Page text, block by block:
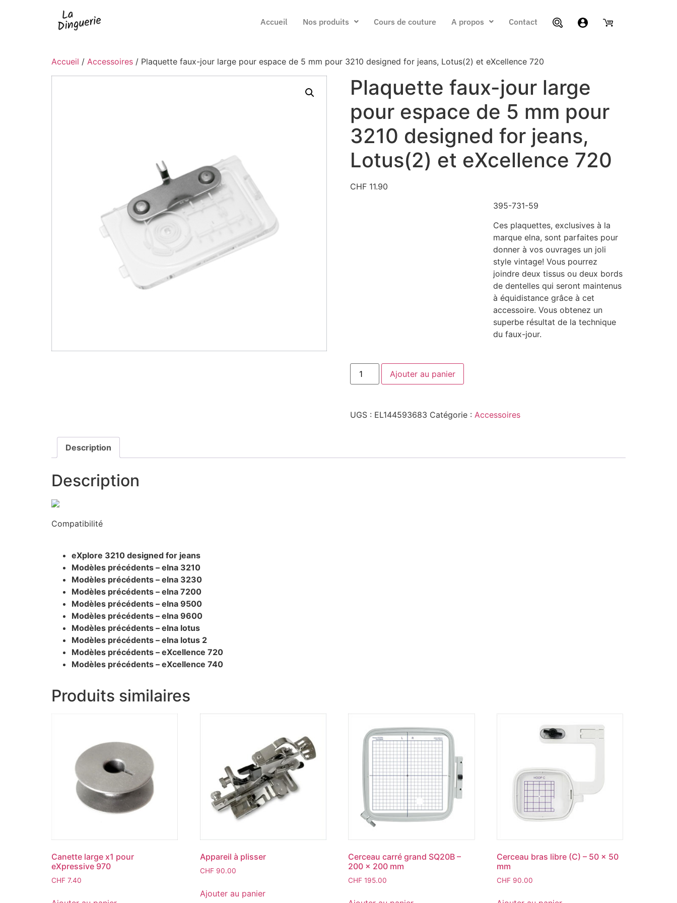
Accueil Nos produits Cours de couture A propos Contact
Accueil / Accessoires / Plaquette faux-jour large pour espace de 5 mm pour 3210 designed for jeans, Lotus(2) et eXcellence 720
Plaquette faux-jour large
pour espace de 5 mm pour
3210 designed for jeans,
Lotus(2) et eXcellence 720
CHF11.90
395-731-59
Ces plaquettes, exclusives à la
marque elna, sont parfaites pour
donner à vos ouvrages un joli
style vintage! Vous pourrez
joindre deux tissus ou deux bords
de dentelles qui seront maintenus
à équidistance grâce à cet
accessoire. Vous obtenez un
superbe résultat de la technique
du faux-jour.
Ajouter au panier
UGS : EL144593683 Catégorie : Accessoires
Description
Description
Compatibilité
eXplore 3210 designed for jeans
Modèles précédents – elna 3210
Modèles précédents – elna 3230
Modèles précédents – elna 7200
Modèles précédents – elna 9500
Modèles précédents – elna 9600
Modèles précédents – elna lotus
Modèles précédents – elna lotus 2
Modèles précédents – eXcellence 720
Modèles précédents – eXcellence 740
Produits similaires
Canette large x1 pour
eXpressive 970
CHF 7.40
Appareil à plisser
CHF90.00
Ajouter au panier
Cerceau carré grand SQ20B –
200 x 200 mm
CHF 195.00
Cerceau bras libre (C) – 50 x 50
mm
CHF 90.00